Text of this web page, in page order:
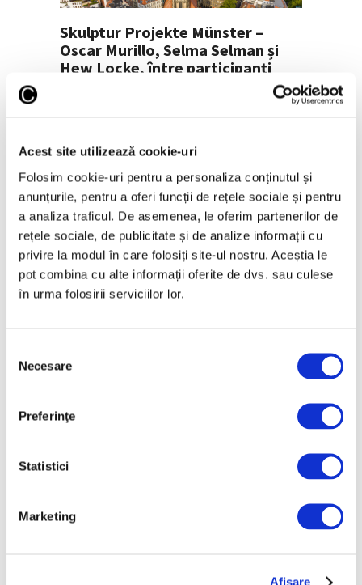
Acest site utilizează cookie-uri
Folosim cookie-uri pentru a personaliza conținutul și
anunțurile, pentru a oferi funcții de rețele sociale și pentru
a analiza traficul. De asemenea, le oferim partenerilor de
rețele sociale, de publicitate și de analize informații cu
privire la modul în care folosiți site-ul nostru. Aceștia le
pot combina cu alte informații oferite de dvs. sau culese
în urma folosirii serviciilor lor.
consimțământului
Necesare
Preferinţe
Statistici
Marketing
Afişare
Skulptur Projekte Münster –
Oscar Murillo, Selma Selman și
Hew Locke, între participanți
Cea mai mică operă de artă din